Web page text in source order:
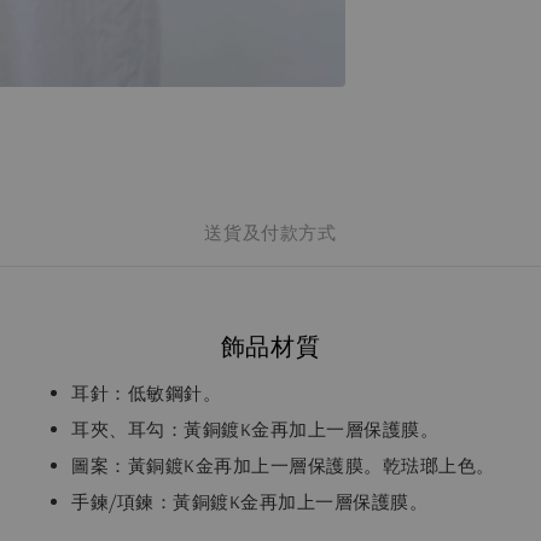
送貨及付款方式
飾品材質
耳針：低敏鋼針。
耳夾、耳勾：黃銅鍍K金再加上一層保護膜。
圖案：黃銅鍍K金再加上一層保護膜。乾琺瑯上色。
手鍊/項鍊：黃銅鍍K金再加上一層保護膜。